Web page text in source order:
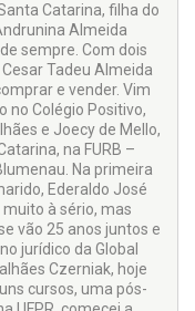
Catarina, filha do
Almeida
sempre. Com dois
Tadeu Almeida
e vender. Vim
no Colégio Positivo,
e Joecy de Mello,
na FURB –
Na primeira
Ederaldo José
à sério, mas
vão 25 anos juntos e
jurídico da Global
Czerniak, hoje
cursos, uma pós-